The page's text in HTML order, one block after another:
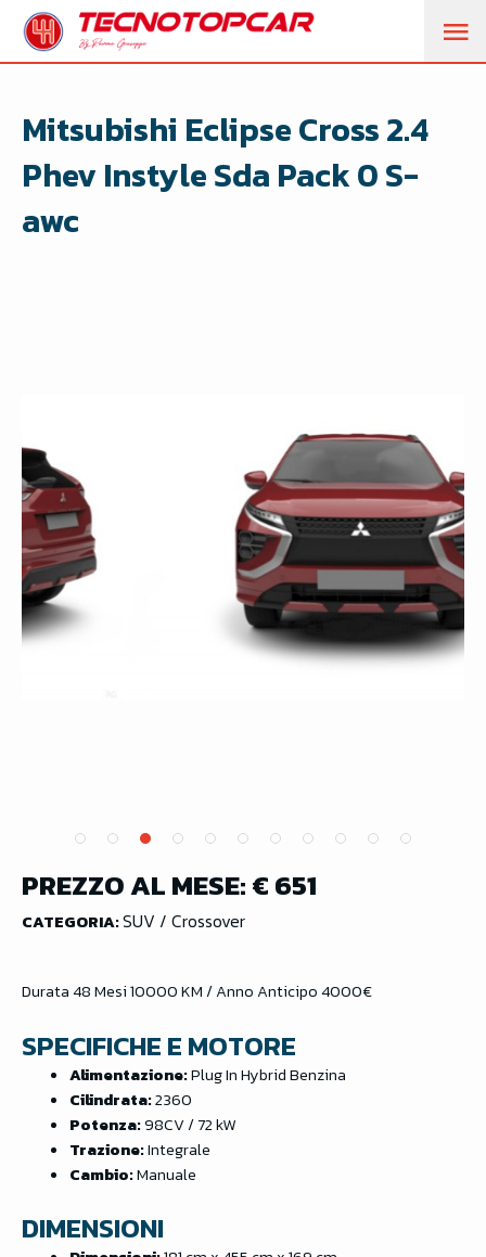
Mitsubishi Eclipse Cross 2.4
Phev Instyle Sda Pack 0 S-
awc
PREZZO AL MESE:€ 651
CATEGORIA:SUV / Crossover
Durata 48 Mesi 10000 KM / Anno Anticipo 4000€
SPECIFICHE E MOTORE
Alimentazione:Plug In Hybrid Benzina
Cilindrata:2360
Potenza:98CV / 72 kW
Trazione:Integrale
Cambio:Manuale
DIMENSIONI